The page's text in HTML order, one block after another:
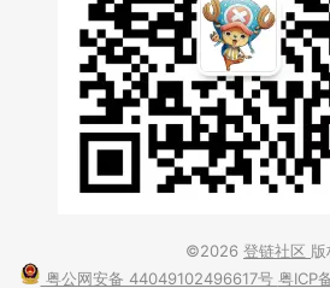
©2026 登链社区
粤公网安备 44049102496617号 粤ICP